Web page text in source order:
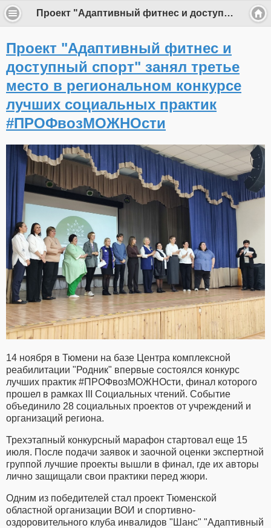
Проект "Адаптивный фитнес и доступный спорт" занял третье место в региональном конкурсе лучших социальных практик #ПРОФвозМОЖНОсти
Проект "Адаптивный фитнес и
доступный спорт" занял третье
место в региональном конкурсе
лучших социальных практик
#ПРОФвозМОЖНОсти
14 ноября в Тюмени на базе Центра комплексной
реабилитации "Родник" впервые состоялся конкурс
лучших практик #ПРОФвозМОЖНОсти, финал которого
прошел в рамках III Социальных чтений. Событие
объединило 28 социальных проектов от учреждений и
организаций региона.
Трехэтапный конкурсный марафон стартовал еще 15
июля. После подачи заявок и заочной оценки экспертной
группой лучшие проекты вышли в финал, где их авторы
лично защищали свои практики перед жюри.
Одним из победителей стал проект Тюменской
областной организации ВОИ и спортивно-
оздоровительного клуба инвалидов "Шанс" "Адаптивный